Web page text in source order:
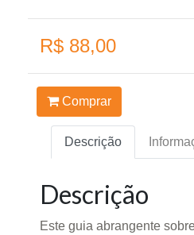
R$ 88,00
Comprar
Descrição
Descrição
Este guia abrangente